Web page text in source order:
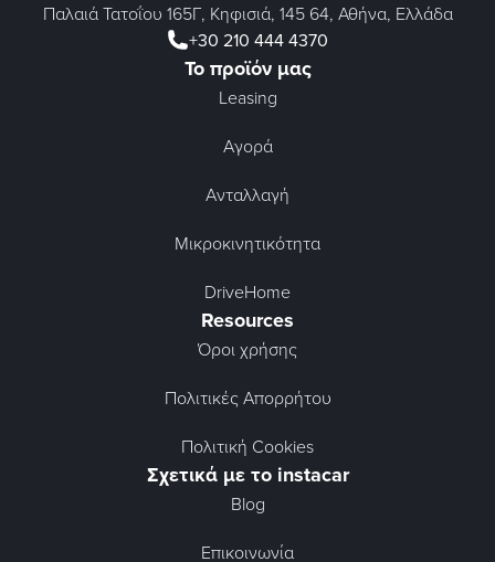
Παλαιά Τατοΐου 165Γ, Κηφισιά, 145 64, Αθήνα, Ελλάδα
+30 210 444 4370
Το προϊόν μας
Leasing
Αγορά
Ανταλλαγή
Μικροκινητικότητα
DriveHome
Resources
Όροι χρήσης
Πολιτικές Απορρήτου
Πολιτική Cookies
Σχετικά με το instacar
Blog
Επικοινωνία